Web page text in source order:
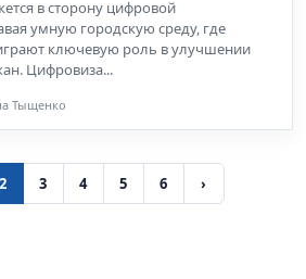
в сторону цифровой
умную городскую среду, где
ключевую роль в улучшении
Цифровиза...
Тыщенко
2 3 4 5 6 ›